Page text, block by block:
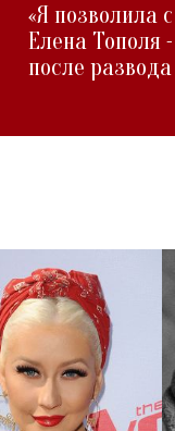
«Я позволила
Елена Тополя
после развода